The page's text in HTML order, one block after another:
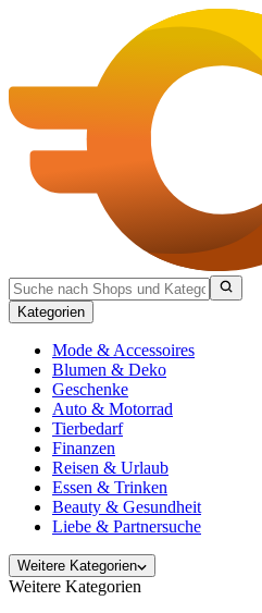
Kategorien
Mode & Accessoires
Blumen & Deko
Geschenke
Auto & Motorrad
Tierbedarf
Finanzen
Reisen & Urlaub
Essen & Trinken
Beauty & Gesundheit
Liebe & Partnersuche
Weitere Kategorien
Weitere Kategorien